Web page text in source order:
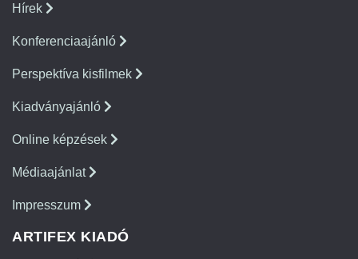
Hírek
Konferenciaajánló
Perspektíva kisfilmek
Kiadványajánló
Online képzések
Médiaajánlat
Impresszum
ARTIFEX KIADÓ